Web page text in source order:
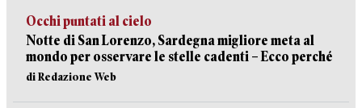
Occhi puntati al cielo
Notte di San Lorenzo, Sardegna migliore meta al
mondo per osservare le stelle cadenti – Ecco perché
di Redazione Web